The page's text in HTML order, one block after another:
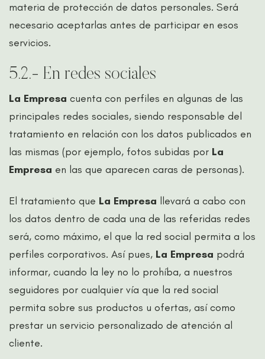
materia de protección de datos personales. Será
necesario aceptarlas antes de participar en esos
servicios.
5.2.- En redes sociales
La Empresa cuenta con perfiles en algunas de las
principales redes sociales, siendo responsable del
tratamiento en relación con los datos publicados en
las mismas (por ejemplo, fotos subidas por La
Empresa en las que aparecen caras de personas).
El tratamiento que La Empresa llevará a cabo con
los datos dentro de cada una de las referidas redes
será, como máximo, el que la red social permita a los
perfiles corporativos. Así pues, La Empresa podrá
informar, cuando la ley no lo prohíba, a nuestros
seguidores por cualquier vía que la red social
permita sobre sus productos u ofertas, así como
prestar un servicio personalizado de atención al
cliente.